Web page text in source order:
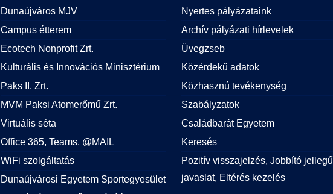
Dunaújváros MJV
Campus étterem
Ecotech Nonprofit Zrt.
Kulturális és Innovációs Minisztérium
Paks II. Zrt.
MVM Paksi Atomerőmű Zrt.
Virtuális séta
Office 365, Teams, @MAIL
WiFi szolgáltatás
Dunaújvárosi Egyetem Sportegyesület
Nyertes pályázataink
Archív pályázati hírlevelek
Üvegzseb
Közérdekű adatok
Közhasznú tevékenység
Szabályzatok
Családbarát Egyetem
Keresés
Pozitív visszajelzés, Jobbító jellegű
javaslat, Eltérés kezelés